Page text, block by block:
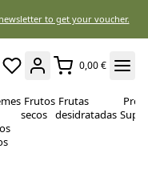
to get your voucher.
0,00 €
Frutos
secos
Frutas
desidratadas